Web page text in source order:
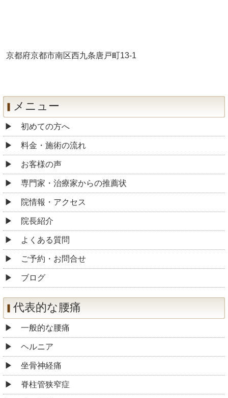
京都府京都市南区西九条唐戸町13-1
メニュー
初めての方へ
料金・施術の流れ
お客様の声
専門家・治療家からの推薦状
院情報・アクセス
院長紹介
よくある質問
ご予約・お問合せ
ブログ
代表的な腰痛
一般的な腰痛
ヘルニア
坐骨神経痛
脊柱管狭窄症